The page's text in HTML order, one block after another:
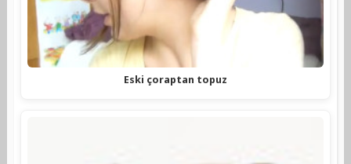
Eski çoraptan topuz